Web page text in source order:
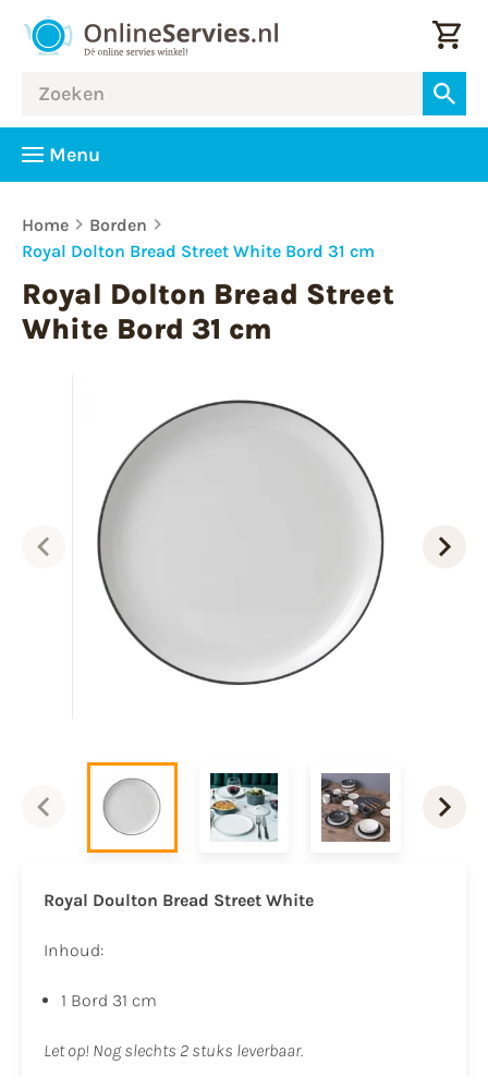
Menu
Home
Borden
Royal Dolton Bread Street White Bord 31 cm
Royal Dolton Bread Street
White Bord 31 cm
Royal Doulton Bread Street White
Inhoud:
1 Bord 31 cm
Let op! Nog slechts 2 stuks leverbaar.